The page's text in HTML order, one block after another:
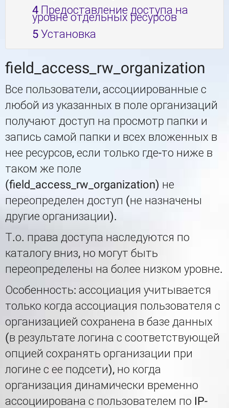
4 Предоставление доступа на
уровне отдельных ресурсов
5 Установка
field_access_rw_organization
Все пользователи, ассоциированные с
любой из указанных в поле организаций
получают доступ на просмотр папки и
запись самой папки и всех вложенных в
нее ресурсов, если только где-то ниже в
таком же поле
(field_access_rw_organization) не
переопределен доступ (не назначены
другие организации).
Т.о. права доступа наследуются по
каталогу вниз, но могут быть
переопределены на более низком уровне.
Особенность: ассоциация учитывается
только когда ассоциация пользователя с
организацией сохранена в базе данных
(в результате логина с соответствующей
опцией сохранять организации при
логине с ее подсети), но когда
организация динамически временно
ассоциирована с пользователем по IP-